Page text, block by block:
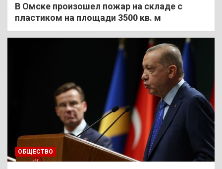
В Омске произошел пожар на складе с
пластиком на площади 3500 кв. м
ОБЩЕСТВО